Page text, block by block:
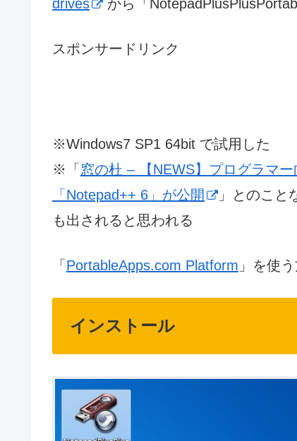
drives
から「
スポンサードリンク
※Windows7 SP1 64bit で試用した
※「 窓の杜 – 【NEWS】プログラマ
「Notepad++ 6」が公開
」とのこと
も出されると思われる
「 PortableApps.com Platform 」を使
インストール